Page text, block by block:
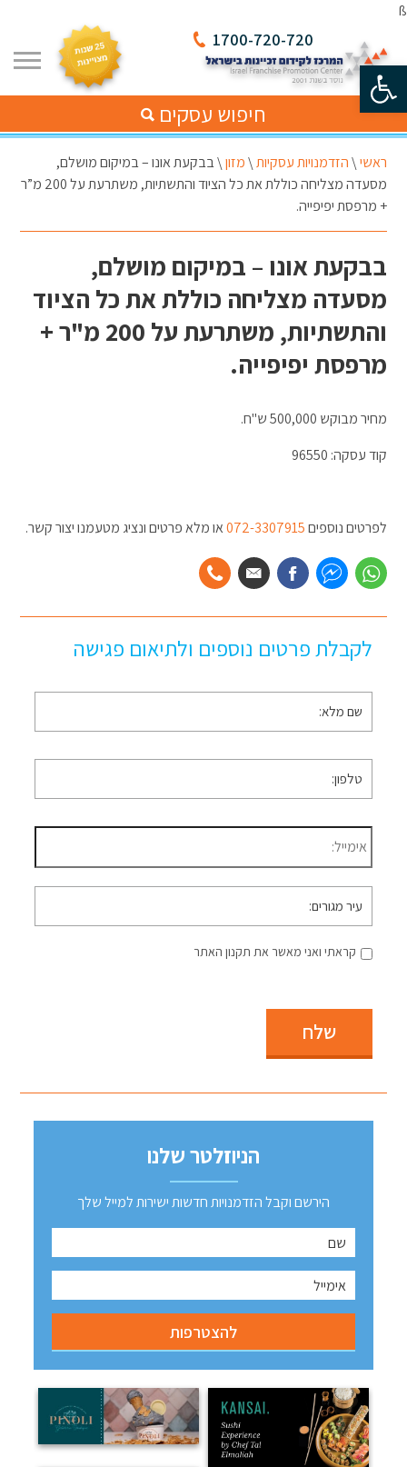
פתח סרגל נגישות
ß
1700-720-720
חיפוש עסקים
ראשי\הזדמנויות עסקיות\מזון\בבקעת אונו – במיקום מושלם,
מסעדה מצליחה כוללת את כל הציוד והתשתיות, משתרעת על 200 מ”ר
+ מרפסת יפיפייה.
בבקעת אונו – במיקום מושלם,
מסעדה מצליחה כוללת את כל הציוד
והתשתיות, משתרעת על 200 מ"ר +
מרפסת יפיפייה.
מחיר מבוקש 500,000 ש"ח.
קוד עסקה: 96550
לפרטים נוספים072-3307915או מלא פרטים ונציג מטעמנו יצור קשר.
לקבלת פרטים נוספים ולתיאום פגישה
שם
מלא *
טלפון *
דוא״ל *
עיר
מגורים
קראתי ואני מאשר את תקנון האתר
שלח
הניוזלטר שלנו
הירשם וקבל הזדמנויות חדשות ישירות למייל שלך